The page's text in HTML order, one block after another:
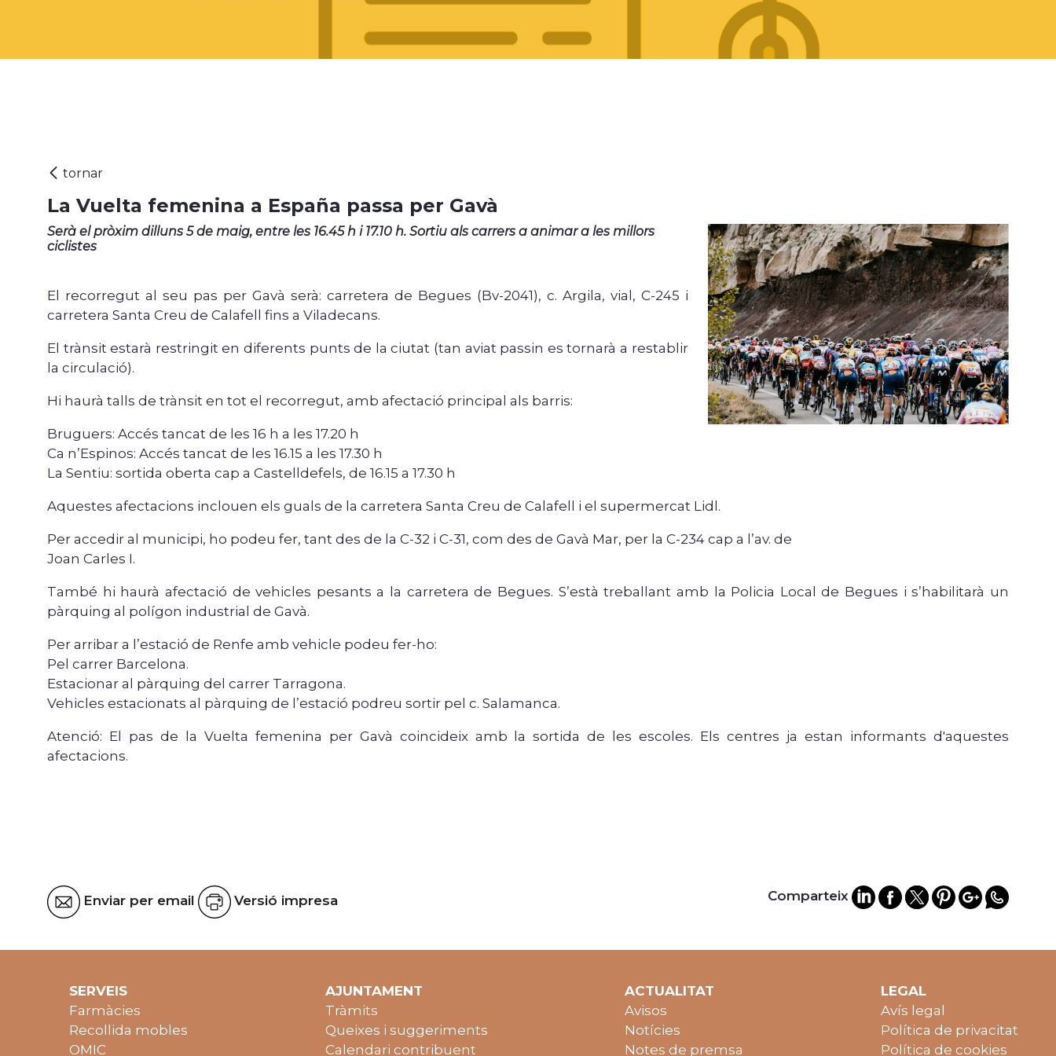
La Vuelta femenina a España passa per Gavà
Serà el pròxim dilluns 5 de maig, entre les 16.45 h i 17.10 h. Sortiu als carrers a animar a les millors
ciclistes
El recorregut al seu pas per Gavà serà: carretera de Begues (Bv-2041), c. Argila, vial, C-245 i
carretera Santa Creu de Calafell fins a Viladecans.
El trànsit estarà restringit en diferents punts de la ciutat (tan aviat passin es tornarà a restablir
la circulació).
Hi haurà talls de trànsit en tot el recorregut, amb afectació principal als barris:
Bruguers: Accés tancat de les 16 h a les 17.20 h
Ca n’Espinos: Accés tancat de les 16.15 a les 17.30 h
La Sentiu: sortida oberta cap a Castelldefels, de 16.15 a 17.30 h
Aquestes afectacions inclouen els guals de la carretera Santa Creu de Calafell i el supermercat Lidl.
Per accedir al municipi, ho podeu fer, tant des de la C-32 i C-31, com des de Gavà Mar, per la C-234 cap a l’av. de
Joan Carles I.
També hi haurà afectació de vehicles pesants a la carretera de Begues. S’està treballant amb la Policia Local de Begues i s’habilitarà un
pàrquing al polígon industrial de Gavà.
Per arribar a l’estació de Renfe amb vehicle podeu fer-ho:
Pel carrer Barcelona.
Estacionar al pàrquing del carrer Tarragona.
Vehicles estacionats al pàrquing de l’estació podreu sortir pel c. Salamanca.
Atenció: El pas de la Vuelta femenina per Gavà coincideix amb la sortida de les escoles. Els centres ja estan informants d'aquestes
afectacions.
Enviar per email Versió impresa Comparteix
SERVEIS
Farmàcies
Recollida mobles
OMIC
AJUNTAMENT
Tràmits
Queixes i suggeriments
Calendari contribuent
ACTUALITAT
Avisos
Notícies
Notes de premsa
LEGAL
Avís legal
Política de privacitat
Política de cookies